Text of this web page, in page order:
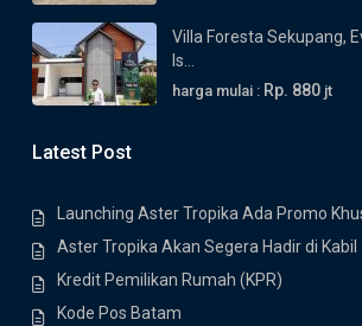
Villa Foresta Sekupang,
Is...
harga mulai : Rp. 880 jt
Latest Post
Launching Aster Tropika Ada Promo
Aster Tropika Akan Segera Hadir di Kabil
Kredit Pemilikan Rumah (KPR)
Kode Pos Batam